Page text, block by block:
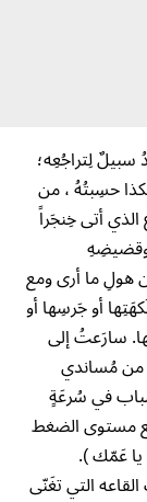
لِتراجُعِه؛
حسِبتُهُ ، من
أتى خِنجَراً
هولِ ما أرى ومع
أو جَرسِها أو
سارَعتُ إلى
من مُساندي
في سُرعَةٍ
مستوى الضغط
يا عَمّك ).
التي تغَنّى